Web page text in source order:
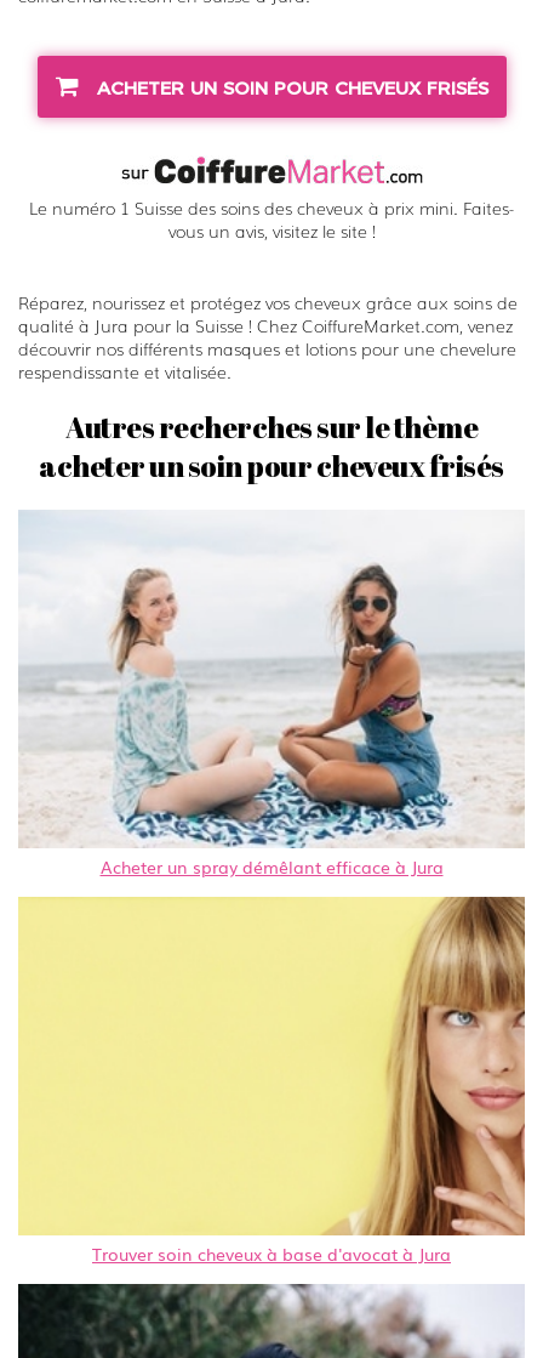
t
a
s
ACHETER UN SOIN POUR CHEVEUX FRISÉS
Le numéro 1 Suisse des soins des cheveux à prix mini. Faites-
vous un avis, visitez le site !
Réparez, nourissez et protégez vos cheveux grâce aux soins de
qualité à Jura pour la Suisse ! Chez CoiffureMarket.com, venez
découvrir nos différents masques et lotions pour une chevelure
respendissante et vitalisée.
Autres recherches sur le thème
acheter un soin pour cheveux frisés
Acheter un spray démêlant efficace à Jura
Trouver soin cheveux à base d'avocat à Jura